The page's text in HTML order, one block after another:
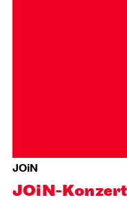
JOiN
JOiN-Konzert